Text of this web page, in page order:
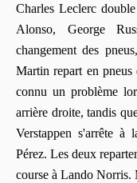
Charles Leclerc
Alonso, George
changement des
Martin repart en
connu un problème
arrière droite, tandis
Verstappen s'arrête
Pérez. Les deux
course à Lando Norris.